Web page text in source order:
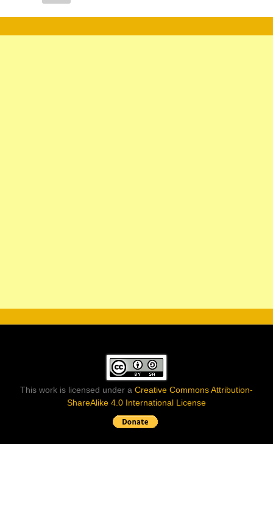
This work is licensed under a Creative Commons Attribution-
ShareAlike 4.0 International License